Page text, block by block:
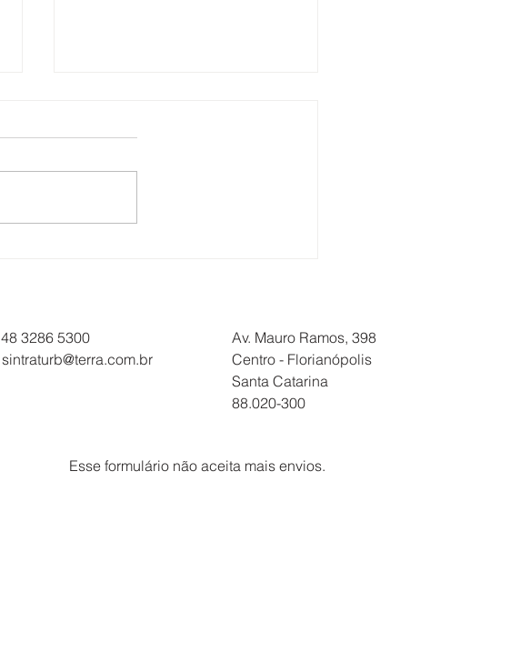
48 3286 5300
sintraturb@terra.com.br
Av. Mauro Ramos, 398
Centro - Florianópolis
Santa Catarina
88.020-300
Esse formulário não aceita mais envios.